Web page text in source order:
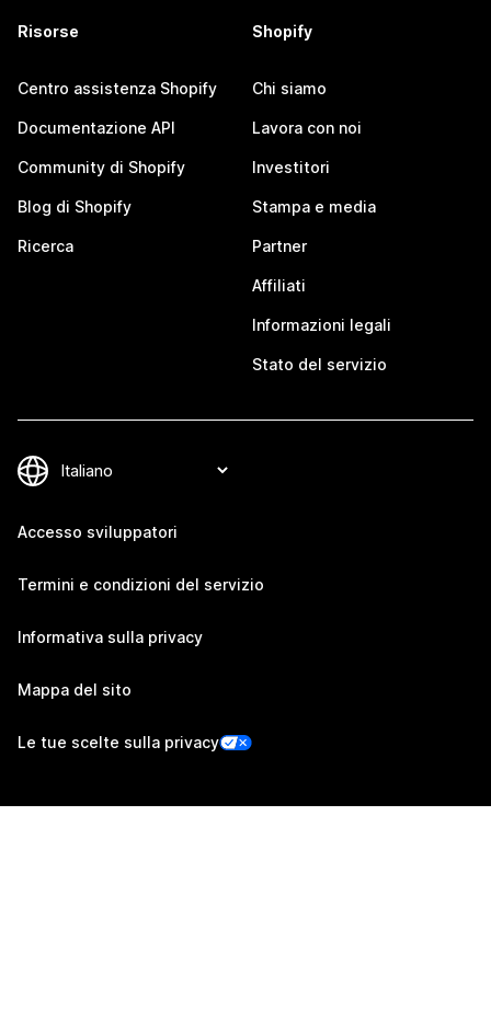
Risorse
Centro assistenza Shopify
Documentazione API
Community di Shopify
Blog di Shopify
Ricerca
Shopify
Chi siamo
Lavora con noi
Investitori
Stampa e media
Partner
Affiliati
Informazioni legali
Stato del servizio
Accesso sviluppatori
Termini e condizioni del servizio
Informativa sulla privacy
Mappa del sito
Le tue scelte sulla privacy